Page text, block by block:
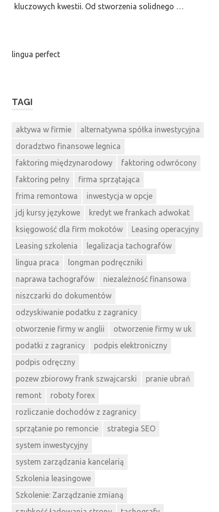
kluczowych kwestii. Od stworzenia solidnego …
lingua perfect
TAGI
aktywa w firmie
alternatywna spółka inwestycyjna
doradztwo finansowe legnica
faktoring międzynarodowy
faktoring odwrócony
faktoring pełny
firma sprzątająca
frima remontowa
inwestycja w opcje
jdj kursy językowe
kredyt we frankach adwokat
księgowość dla firm mokotów
Leasing operacyjny
Leasing szkolenia
legalizacja tachografów
lingua praca
longman podręczniki
naprawa tachografów
niezależność finansowa
niszczarki do dokumentów
odzyskiwanie podatku z zagranicy
otworzenie firmy w anglii
otworzenie firmy w uk
podatki z zagranicy
podpis elektroniczny
podpis odręczny
pozew zbiorowy frank szwajcarski
pranie ubrań
remont
roboty forex
rozliczanie dochodów z zagranicy
sprzątanie po remoncie
strategia SEO
system inwestycyjny
system zarządzania kancelarią
Szkolenia leasingowe
Szkolenie: Zarządzanie zmianą